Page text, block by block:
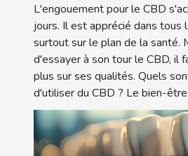
L'engouement pour le CBD
jours. Il est apprécié dans tous
surtout sur le plan de la santé.
d'essayer à son tour le CBD, il
plus sur ses qualités. Quels
d'utiliser du CBD ? Le bien-